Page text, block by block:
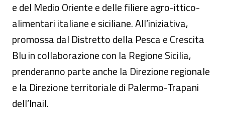
e del Medio Oriente e delle filiere agro-ittico-
alimentari italiane e siciliane. All’iniziativa,
promossa dal Distretto della Pesca e Crescita
Blu in collaborazione con la Regione Sicilia,
prenderanno parte anche la Direzione regionale
e la Direzione territoriale di Palermo-Trapani
dell’Inail.